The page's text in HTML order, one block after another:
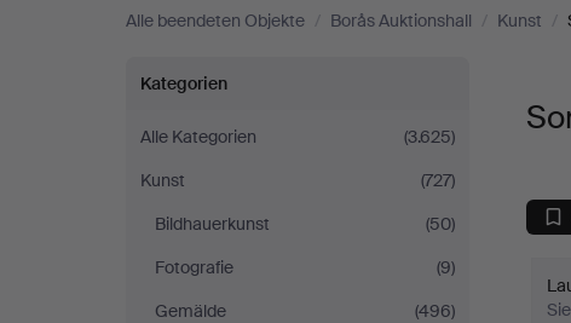
Alle beendeten Objekte / Borås Auktionshall / Kunst /
Sonstiges
bei
Borås
Auktionshall
Kategorien
Alle Kategorien
(3.625)
Kunst
(727)
Bildhauerkunst
(50)
Fotografie
(9)
Gemälde
(496)